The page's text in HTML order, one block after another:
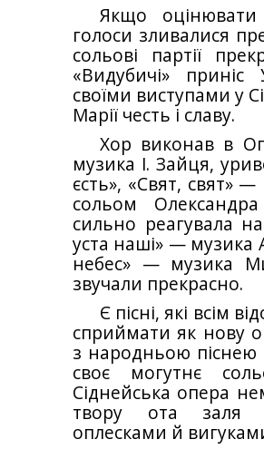
Якщо оцінювати
голоси зливалися
сольові партії
«Видубичі» приніс
своїми виступами у
Марії честь і славу.
Хор виконав в
музика І. Зайця,
єсть», «Свят, свят»
сольом
сильно реагувала
уста наші» — музика
небес» — музика
звучали прекрасно.
Є пісні, які всім
сприймати як нову
з народньою піснею
своє могутнє
Сіднейська опера
твору ота заля
оплесками й